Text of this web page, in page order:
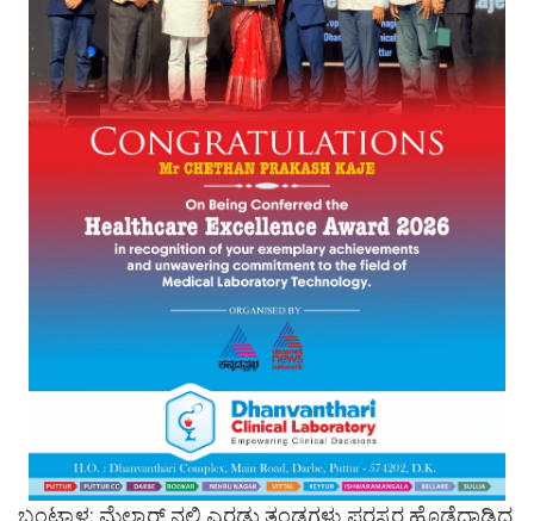
ಬಂಟ್ವಾಳ: ಮೆಲ್ಕಾರ್ ನಲ್ಲಿ ಎರಡು ತಂಡಗಳು ಪರಸ್ಪರ ಹೊಡೆದಾಡಿದ